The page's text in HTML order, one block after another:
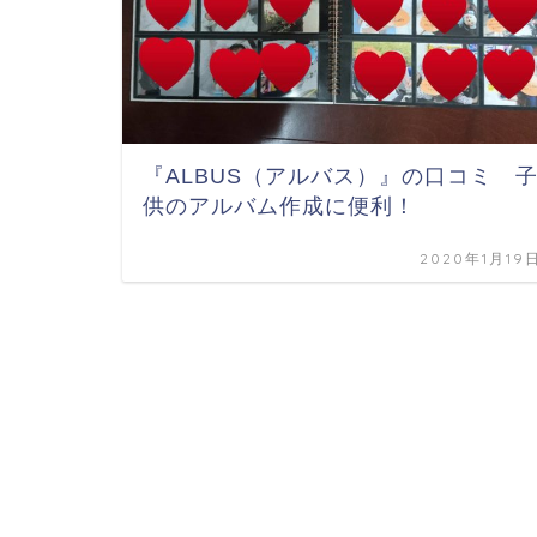
『ALBUS（アルバス）』の口コミ 子
供のアルバム作成に便利！
2020年1月19